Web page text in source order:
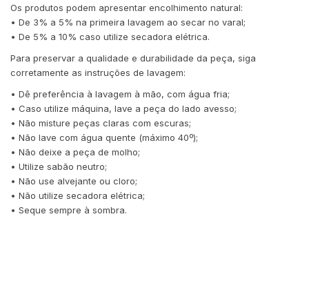
Os produtos podem apresentar encolhimento natural:
• De 3% a 5% na primeira lavagem ao secar no varal;
• De 5% a 10% caso utilize secadora elétrica.
Para preservar a qualidade e durabilidade da peça, siga
corretamente as instruções de lavagem:
• Dê preferência à lavagem à mão, com água fria;
• Caso utilize máquina, lave a peça do lado avesso;
• Não misture peças claras com escuras;
• Não lave com água quente (máximo 40º);
• Não deixe a peça de molho;
• Utilize sabão neutro;
• Não use alvejante ou cloro;
• Não utilize secadora elétrica;
• Seque sempre à sombra.